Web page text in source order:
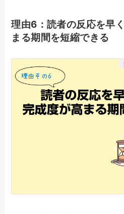
理由6：読者の反応を早
まる期間を短縮できる